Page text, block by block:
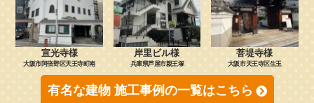
宣光寺様
大阪市阿倍野区天王寺町南
岸里ビル様
兵庫県芦屋市親王塚
菩堤寺様
大阪市天王寺区生玉
有名な建物 施工事例の一覧はこちら